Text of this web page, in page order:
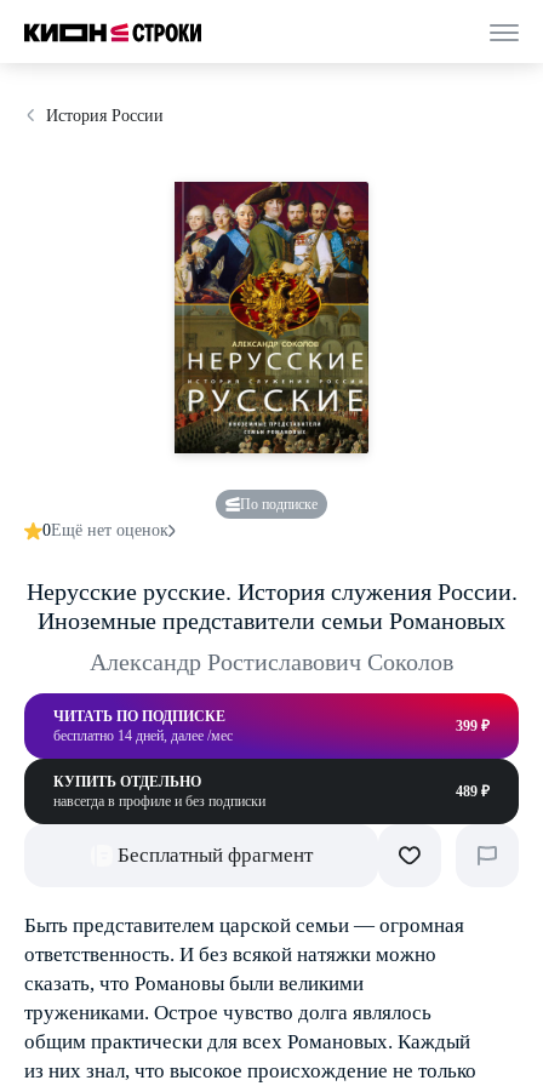
История России
По подписке
0Ещё нет оценок
Нерусские русские. История служения России.
Иноземные представители семьи Романовых
Александр Ростиславович Соколов
ЧИТАТЬ ПО ПОДПИСКЕ
бесплатно 14 дней, далее /мес
399 ₽
КУПИТЬ ОТДЕЛЬНО
навсегда в профиле и без подписки
489 ₽
Бесплатный фрагмент
Быть представителем царской семьи — огромная
ответственность. И без всякой натяжки можно
сказать, что Романовы были великими
тружениками. Острое чувство долга являлось
общим практически для всех Романовых. Каждый
из них знал, что высокое происхождение не только